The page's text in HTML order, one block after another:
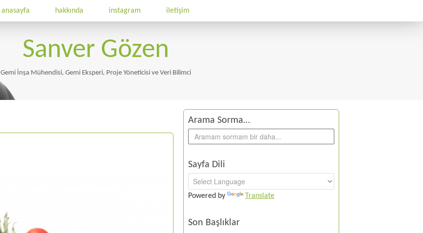
anasayfa hakkında instagram iletişim
Sanver Gözen
Gemi İnşa Mühendisi, Gemi Eksperi, Proje Yöneticisi ve Veri Bilimci
Arama Sorma…
Sayfa Dili
Powered by Translate
Son Başlıklar